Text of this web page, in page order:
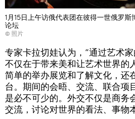
1月15日上午访俄代表团在彼得一世俄罗
论坛
© 照片
专家卡拉切娃认为，“通过艺术
不仅在于带来美和让艺术世界的
简单的举办展览和了解文化，还
台。期间的会晤、交流、联合项
是必不可少的。外交不仅是商务
交流，讨论对世界的看法、事物